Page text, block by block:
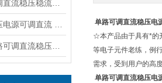
单路可调直流稳压电
☆本产品由于具有*的
等电子元件老练，例
需求，受到用户的高
单路可调直流稳压电